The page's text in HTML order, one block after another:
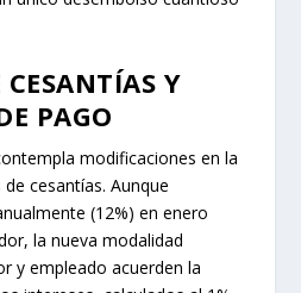
CESANTÍAS Y
PAGO
modificaciones en la
cesantías. Aunque
(12%) en enero
la nueva modalidad
y empleado acuerden la